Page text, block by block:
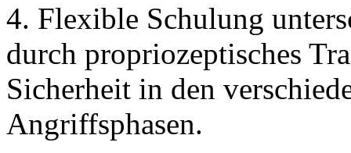
4. Flexible Schulung
durch propriozeptisches
Sicherheit in den
Angriffsphasen.